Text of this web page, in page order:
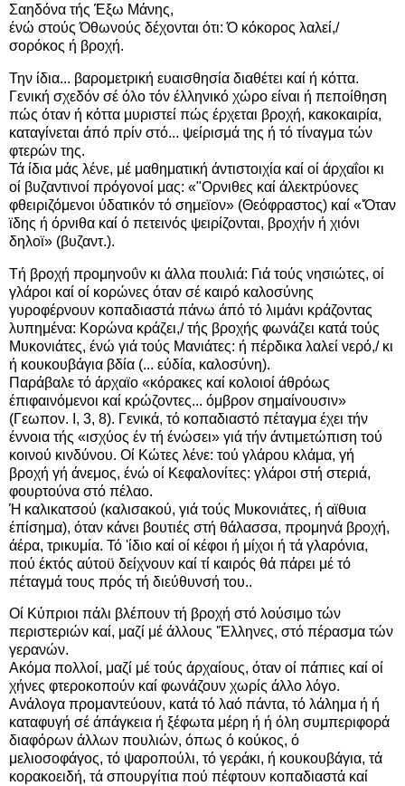
Σαηδόνα τής Έξω Μάνης,
ένώ στούς Όθωνούς δέχονται ότι: Ό κόκορος λαλεί,/
σορόκος ή βροχή.
Την ίδια... βαρομετρική ευαισθησία διαθέτει καί ή κόττα.
Γενική σχεδόν σέ όλο τόν έλληνικό χώρο είναι ή πεποίθηση
πώς όταν ή κόττα μυριστεί πώς έρχεται βροχή, κακοκαιρία,
καταγίνεται άπό πρίν στό... ψείρισμά της ή τό τίναγμα τών
φτερών της.
Τά ίδια μάς λένε, μέ μαθηματική άντιστοιχία καί οί άρχαΐοι κι
οί βυζαντινοί πρόγονοί μας: «"Ορνιθες καί άλεκτρύονες
φθειριζόμενοι ύδατικόν τό σημεϊον» (Θεόφραστος) καί «'Όταν
ϊδης ή όρνιθα καί ό πετεινός ψειρίζονται, βροχήν ή χιόνι
δηλοϊ» (βυζαντ.).
Τή βροχή προμηνοΰν κι άλλα πουλιά: Γιά τούς νησιώτες, οί
γλάροι καί οί κορώνες όταν σέ καιρό καλοσύνης
γυροφέρνουν κοπαδιαστά πάνω άπό τό λιμάνι κράζοντας
λυπημένα: Κορώνα κράζει,/ τής βροχής φωνάζει κατά τούς
Μυκονιάτες, ένώ γιά τούς Μανιάτες: ή πέρδικα λαλεί νερό,/ κι
ή κουκουβάγια βδία (... εύδία, καλοσύνη).
Παράβαλε τό άρχαϊο «κόρακες καί κολοιοί άθρόως
έπιφαινόμενοι καί κρώζοντες... όμβρον σημαίνουσιν»
(Γεωπον. I, 3, 8). Γενικά, τό κοπαδιαστό πέταγμα έχει τήν
έννοια τής «ισχύος έν τή ένώσει» γιά τήν άντιμετώπιση τού
κοινού κινδύνου. Οί Κώτες λένε: τού γλάρου κλάμα, γή
βροχή γή άνεμος, ένώ οί Κεφαλονίτες: γλάροι στή στεριά,
φουρτούνα στό πέλαο.
Ή καλικατσού (καλισακού, γιά τούς Μυκονιάτες, ή αϊθυια
έπίσημα), όταν κάνει βουτιές στή θάλασσα, προμηνά βροχή,
άέρα, τρικυμία. Τό 'ίδιο καί οί κέφοι ή μίχοι ή τά γλαρόνια,
πού έκτός αύτοϋ δείχνουν καί τί καιρός θά πάρει μέ τό
πέταγμά τους πρός τή διεύθυνσή του..
Οί Κύπριοι πάλι βλέπουν τή βροχή στό λούσιμο τών
περιστεριών καί, μαζί μέ άλλους 'Έλληνες, στό πέρασμα τών
γερανών.
Ακόμα πολλοί, μαζί μέ τούς άρχαίους, όταν οί πάπιες καί οί
χήνες φτεροκοπούν καί φωνάζουν χωρίς άλλο λόγο.
Ανάλογα προμαντεύουν, κατά τό λαό πάντα, τό λάλημα ή ή
καταφυγή σέ άπάγκεια ή ξέφωτα μέρη ή ή όλη συμπεριφορά
διαφόρων άλλων πουλιών, όπως ό κούκος, ό
μελιοσοφάγος, τό ψαροπούλι, τό γεράκι, ή κουκουβάγια, τά
κορακοειδή, τά σπουργίτια πού πέφτουν κοπαδιαστά καί